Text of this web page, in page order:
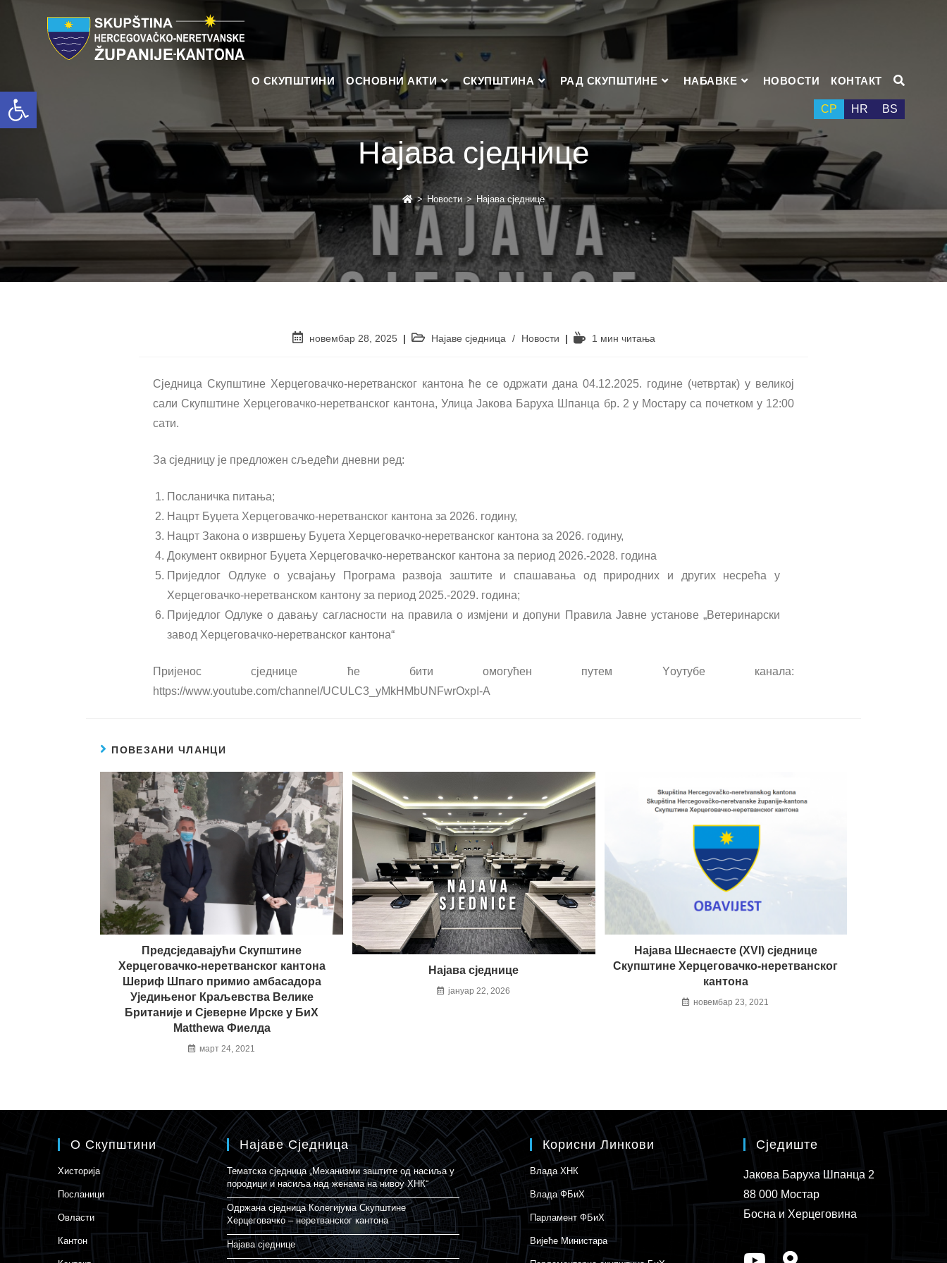
Open toolbar СР HR BS
О СКУПШТИНИ ОСНОВНИ АКТИ СКУПШТИНА РАД СКУПШТИНЕ НАБАВКЕ НОВОСТИ КОНТАКТ
Најава сједнице
> Новости > Најава сједнице
новембар 28, 2025 Најаве сједница / Новости 1 мин читањa
Сједница Скупштине Херцеговачко-неретванског кантона ће се одржати дана 04.12.2025. године (четвртак) у великој
сали Скупштине Херцеговачко-неретванског кантона, Улица Јакова Баруха Шпанца бр. 2 у Мостару са почетком у 12:00
сати.
За сједницу је предложен сљедећи дневни ред:
Посланичка питања;
Нацрт Буџета Херцеговачко-неретванског кантона за 2026. годину,
Нацрт Закона о извршењу Буџета Херцеговачко-неретванског кантона за 2026. годину,
Документ оквирног Буџета Херцеговачко-неретванског кантона за период 2026.-2028. година
Приједлог Одлуке о усвајању Програма развоја заштите и спашавања од природних и других несрећа у
Херцеговачко-неретванском кантону за период 2025.-2029. година;
Приједлог Одлуке о давању сагласности на правила о измјени и допуни Правила Јавне установе „Ветеринарски
завод Херцеговачко-неретванског кантона“
Пријенос сједнице ће бити омогућен путем Yоутубе канала:
https://www.youtube.com/channel/UCULC3_yMkHMbUNFwrOxpI-A
ПОВЕЗАНИ ЧЛАНЦИ
Предсједавајући Скупштине
Херцеговачко-неретванског кантона
Шериф Шпаго примио амбасадора
Уједињеног Краљевства Велике
Британије и Сјеверне Ирске у БиХ
Matthewa Фиелда
март 24, 2021
Најава сједнице
јануар 22, 2026
Најава Шеснаесте (XVI) сједнице
Скупштине Херцеговачко-неретванског
кантона
новембар 23, 2021
О Скупштини
Хисторија
Посланици
Овласти
Кантон
Најаве Сједница
Тематска сједница „Механизми заштите од насиља у
породици и насиља над женама на нивоу ХНК“
Одржана сједница Колегијума Скупштине
Херцеговачко – неретванског кантона
Најава сједнице
Корисни Линкови
Влада ХНК
Влада ФБиХ
Парламент ФБиХ
Вијеће Министара
Сједиште
Јакова Баруха Шпанца 2
88 000 Мостар
Босна и Херцеговина